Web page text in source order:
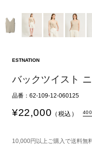
ESTNATION
バックツイスト
品番：62-109-12-060125
¥22,000 （税込）
10,000円以上ご購入で送料無